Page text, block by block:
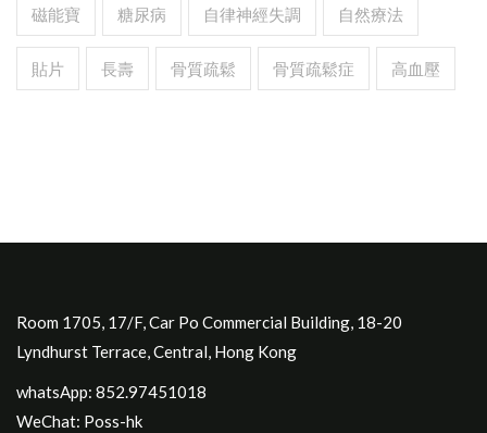
磁能寶 糖尿病 自律神經失調 自然療法
貼片 長壽 骨質疏鬆 骨質疏鬆症 高血壓
Room 1705, 17/F, Car Po Commercial Building, 18-20
Lyndhurst Terrace, Central, Hong Kong
whatsApp: 852.97451018
WeChat: Poss-hk